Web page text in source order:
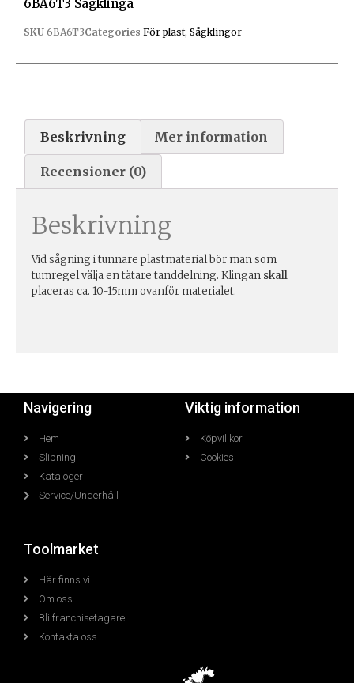
6BA6T3 Sågklinga
SKU 6BA6T3Categories För plast, Sågklingor
Beskrivning Mer information
Recensioner (0)
Beskrivning
Vid sågning i tunnare plastmaterial bör man som
tumregel välja en tätare tanddelning. Klingan skall
placeras ca. 10-15mm ovanför materialet.
Navigering
Hem
Slipning
Kataloger
Service/Underhåll
Viktig information
Köpvillkor
Cookies
Toolmarket
Här finns vi
Om oss
Bli franchisetagare
Kontakta oss